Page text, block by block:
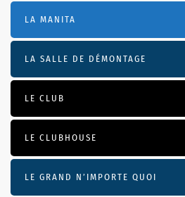
LA MANITA
LA SALLE DE DÉMONTAGE
LE CLUB
LE CLUBHOUSE
LE GRAND N’IMPORTE QUOI